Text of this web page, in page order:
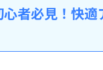
者必見！快適